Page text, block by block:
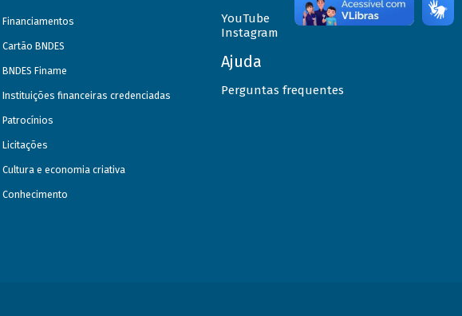
Financiamentos
Cartão BNDES
BNDES Finame
Instituições financeiras credenciadas
Patrocínios
Licitações
Cultura e economia criativa
Conhecimento
YouTube
Instagram
Ajuda
Perguntas frequentes